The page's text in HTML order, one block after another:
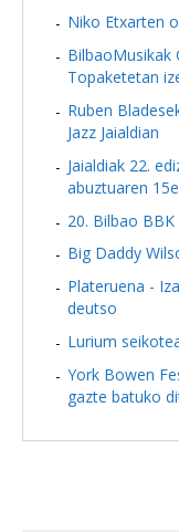
Niko Etxarten
BilbaoMusikak
Topaketetan
Ruben
Jazz Jaialdian
Jaialdiak 22.
abuztuaren
20. Bilbao
Big Daddy
Plateruena -
deutso
Lurium
York Bowen
gazte batuko